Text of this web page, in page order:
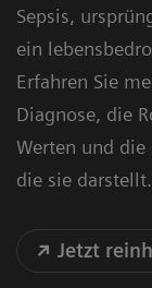
Sepsis,
ein
Erfahren Sie
Diagnose, die
Werten und
die sie darstellt.
Jetzt